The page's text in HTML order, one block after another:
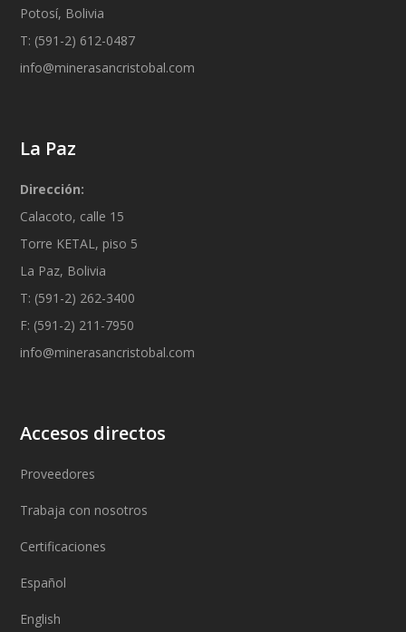
Potosí, Bolivia
T: (591-2) 612-0487
info@minerasancristobal.com
La Paz
Dirección:
Calacoto, calle 15
Torre KETAL, piso 5
La Paz, Bolivia
T: (591-2) 262-3400
F: (591-2) 211-7950
info@minerasancristobal.com
Accesos directos
Proveedores
Trabaja con nosotros
Certificaciones
Español
English